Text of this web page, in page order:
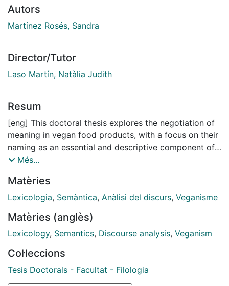
Autors
Martínez Rosés, Sandra
Director/Tutor
Laso Martín, Natàlia Judith
Resum
[eng] This doctoral thesis explores the negotiation of
meaning in vegan food products, with a focus on their
naming as an essential and descriptive component of
their identity. The thesis launches from the hypothesis
expose their true nature. Based on this hypothesis, five
research questions are formulated to structure the
a corpus comprising over three thousand vegan
products, which are examined in depth from lexical,
The results confirm the initial hypothesis and expose
that approximately 80% of the analyzed vegan
products construct their names in vague or ambiguous
Més...
Matèries
Lexicologia, Semàntica, Anàlisi del discurs, Veganisme
Matèries (anglès)
Lexicology, Semantics, Discourse analysis, Veganism
Col·leccions
Tesis Doctorals - Facultat - Filologia